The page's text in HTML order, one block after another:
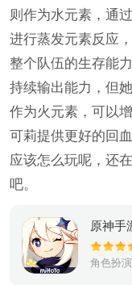
则作为水元素，通
进行蒸发元素反应
整个队伍的生存能
持续输出能力，但
作为火元素，可以
可莉提供更好的回
应该怎么玩呢，还
吧。
原神手
角色扮